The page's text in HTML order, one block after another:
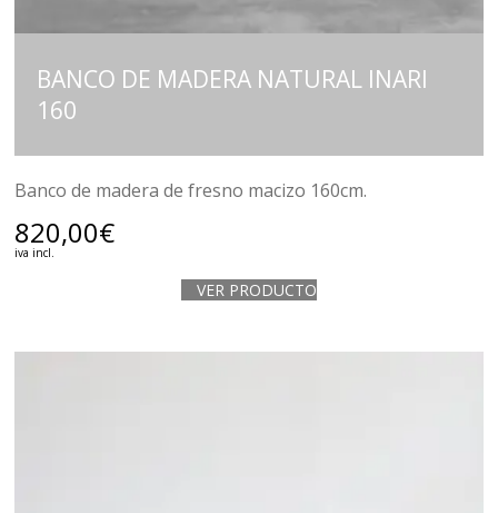
BANCO DE MADERA NATURAL INARI
160
Banco de madera de fresno macizo 160cm.
820,00€
iva incl.
VER PRODUCTO